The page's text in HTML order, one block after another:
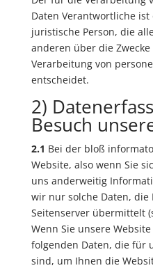
Daten Verantwortliche
juristische Person, die
anderen über die
Verarbeitung von
entscheidet.
2)
Besuch
2.1 Bei der bloß
Website, also wenn Sie
uns anderweitig
wir nur solche Daten, die
Seitenserver übermittelt
Wenn Sie unsere
folgenden Daten, die für
sind, um Ihnen die